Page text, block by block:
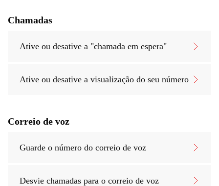
Chamadas
Ative ou desative a "chamada em espera"
Ative ou desative a visualização do seu número
Correio de voz
Guarde o número do correio de voz
Desvie chamadas para o correio de voz